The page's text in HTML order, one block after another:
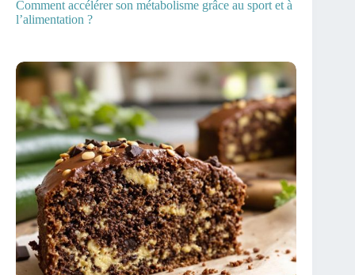
Comment accélérer son métabolisme grâce au sport et à
l’alimentation ?